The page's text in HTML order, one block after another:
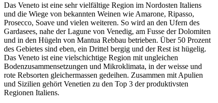
Das Veneto ist eine sehr vielfältige Region im Nordosten Italiens
und die Wiege von bekannten Weinen wie Amarone, Ripasso,
Prosecco, Soave und vielen weiteren. So wird an den Ufern des
Gardasees, nahe der Lagune von Venedig, am Fusse der Dolomiten
und in den Hügeln von Mantua Rebbau betrieben. Über 50 Prozent
des Gebietes sind eben, ein Drittel bergig und der Rest ist hügelig.
Das Veneto ist eine vielschichtige Region mit ungleichen
Bodenzusammensetzungen und Mikroklimata, in der weisse und
rote Rebsorten gleichermassen gedeihen. Zusammen mit Apulien
und Sizilien gehört Venetien zu den Top 3 der produktivsten
Regionen Italiens.